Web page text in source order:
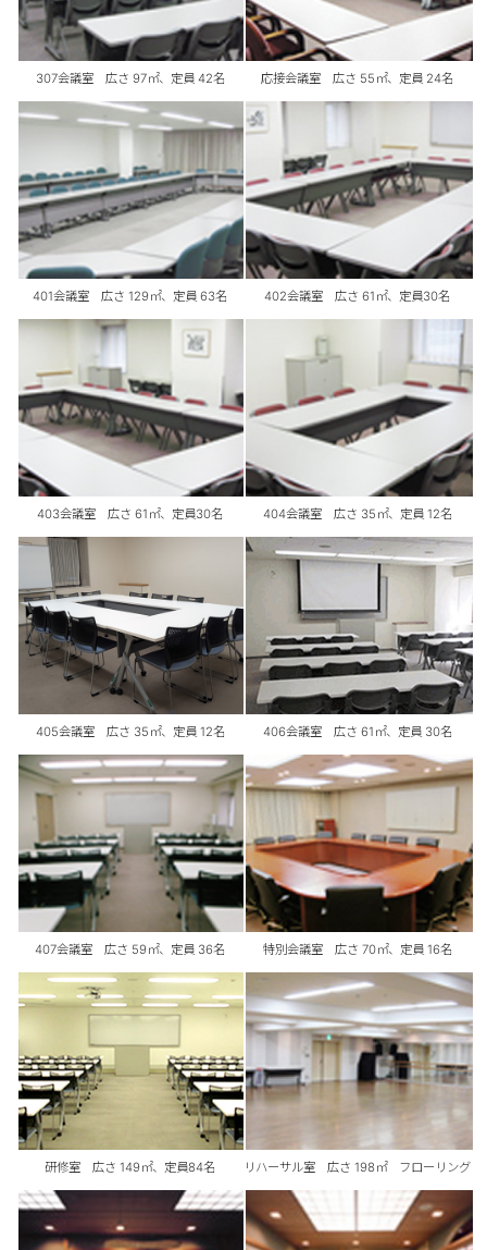
307会議室 広さ 97㎡、定員 42名 応接会議室 広さ 55㎡、定員 24名
401会議室 広さ 129㎡、定員 63名 402会議室 広さ 61㎡、定員30名
403会議室 広さ 61㎡、定員30名 404会議室 広さ 35㎡、定員 12名
405会議室 広さ 35㎡、定員 12名 406会議室 広さ 61㎡、定員 30名
407会議室 広さ 59㎡、定員 36名 特別会議室 広さ 70㎡、定員 16名
研修室 広さ 149㎡、定員84名 リハーサル室 広さ 198㎡ フローリング